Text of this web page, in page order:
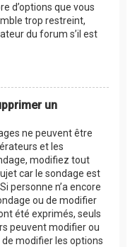
d’options que vous
trop restreint,
du forum s’il est
un
ne peuvent être
et les
modifiez tout
car le sondage est
personne n’a encore
ou de modifier
été exprimés, seuls
peuvent modifier ou
modifier les options